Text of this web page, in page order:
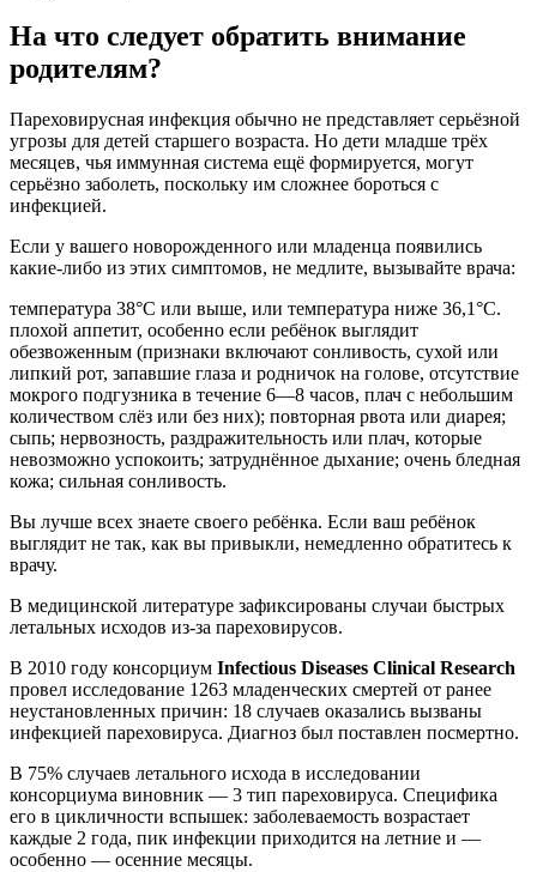
На что следует обратить внимание
родителям?
Пареховирусная инфекция обычно не представляет серьёзной
угрозы для детей старшего возраста. Но дети младше трёх
месяцев, чья иммунная система ещё формируется, могут
серьёзно заболеть, поскольку им сложнее бороться с
инфекцией.
Если у вашего новорожденного или младенца появились
какие-либо из этих симптомов, не медлите, вызывайте врача:
температура 38°C или выше, или температура ниже 36,1°C.
плохой аппетит, особенно если ребёнок выглядит
обезвоженным (признаки включают сонливость, сухой или
липкий рот, запавшие глаза и родничок на голове, отсутствие
мокрого подгузника в течение 6—8 часов, плач с небольшим
количеством слёз или без них); повторная рвота или диарея;
сыпь; нервозность, раздражительность или плач, которые
невозможно успокоить; затруднённое дыхание; очень бледная
кожа; сильная сонливость.
Вы лучше всех знаете своего ребёнка. Если ваш ребёнок
выглядит не так, как вы привыкли, немедленно обратитесь к
врачу.
В медицинской литературе зафиксированы случаи быстрых
летальных исходов из-за пареховирусов.
В 2010 году консорциум Infectious Diseases Clinical Research
провел исследование 1263 младенческих смертей от ранее
неустановленных причин: 18 случаев оказались вызваны
инфекцией пареховируса. Диагноз был поставлен посмертно.
В 75% случаев летального исхода в исследовании
консорциума виновник — 3 тип пареховируса. Специфика
его в цикличности вспышек: заболеваемость возрастает
каждые 2 года, пик инфекции приходится на летние и —
особенно — осенние месяцы.